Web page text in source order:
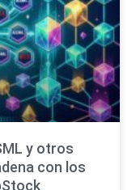
y otros
con los